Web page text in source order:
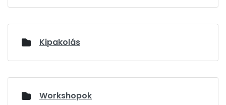
Kipakolás
Workshopok